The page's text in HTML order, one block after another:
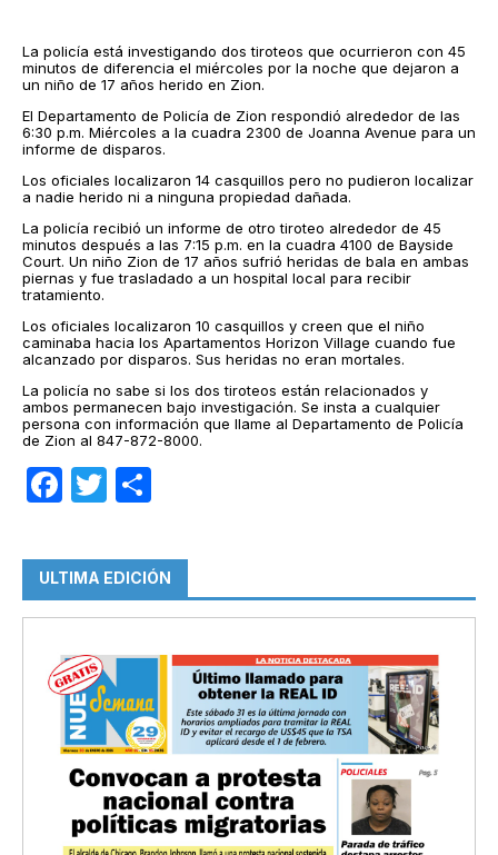
La policía está investigando dos tiroteos que ocurrieron con 45
minutos de diferencia el miércoles por la noche que dejaron a
un niño de 17 años herido en Zion.
El Departamento de Policía de Zion respondió alrededor de las
6:30 p.m. Miércoles a la cuadra 2300 de Joanna Avenue para un
informe de disparos.
Los oficiales localizaron 14 casquillos pero no pudieron localizar
a nadie herido ni a ninguna propiedad dañada.
La policía recibió un informe de otro tiroteo alrededor de 45
minutos después a las 7:15 p.m. en la cuadra 4100 de Bayside
Court. Un niño Zion de 17 años sufrió heridas de bala en ambas
piernas y fue trasladado a un hospital local para recibir
tratamiento.
Los oficiales localizaron 10 casquillos y creen que el niño
caminaba hacia los Apartamentos Horizon Village cuando fue
alcanzado por disparos. Sus heridas no eran mortales.
La policía no sabe si los dos tiroteos están relacionados y
ambos permanecen bajo investigación. Se insta a cualquier
persona con información que llame al Departamento de Policía
de Zion al 847-872-8000.
Facebook
Twitter
ULTIMA EDICIÓN